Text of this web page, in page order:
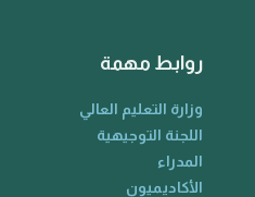
روابط مهمة
وزارة التعليم العالي
اللجنة التوجيهية
المدراء
الأكاديميون